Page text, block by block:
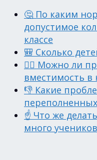
🤔 По каким
допустимое
классе
🎒 Сколько
🙋‍♀️ Можно ли
вместимость в
👎 Какие
переполненных
☝️ Что же
много учеников